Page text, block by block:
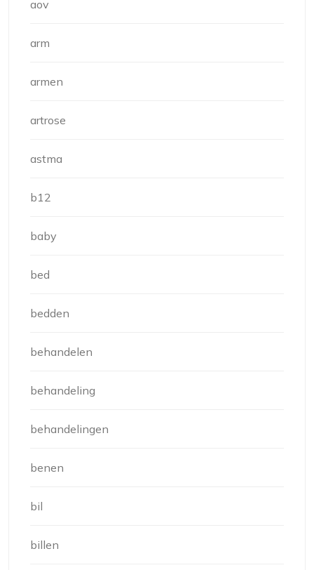
aov
arm
armen
artrose
astma
b12
baby
bed
bedden
behandelen
behandeling
behandelingen
benen
bil
billen